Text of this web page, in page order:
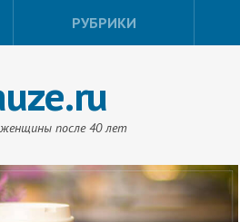
РУБРИКИ
женщины после 40 лет